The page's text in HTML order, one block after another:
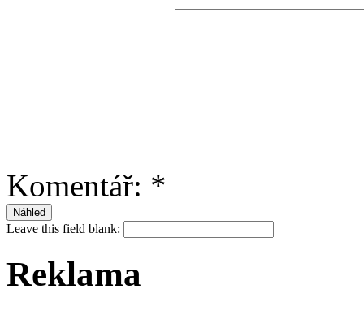
Komentář: *
Leave this field blank:
Reklama